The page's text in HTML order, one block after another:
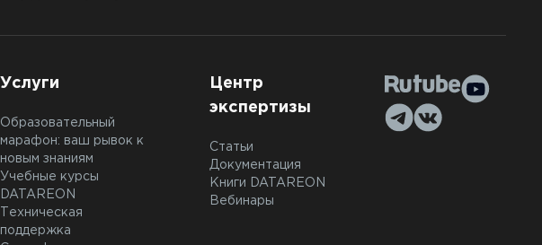
Услуги
Образовательный
марафон: ваш рывок к
новым знаниям
Учебные курсы
DATAREON
Техническая
поддержка
Центр
экспертизы
Статьи
Документация
Книги DATAREON
Вебинары